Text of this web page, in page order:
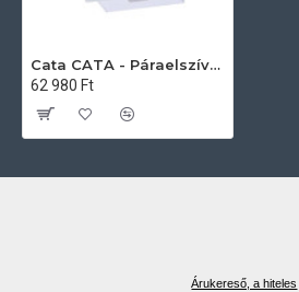
Cata CATA - Páraelszívó AG6-A600 XGWH fehér Kürtős páraelszívó
62 980 Ft
Árukereső, a hiteles